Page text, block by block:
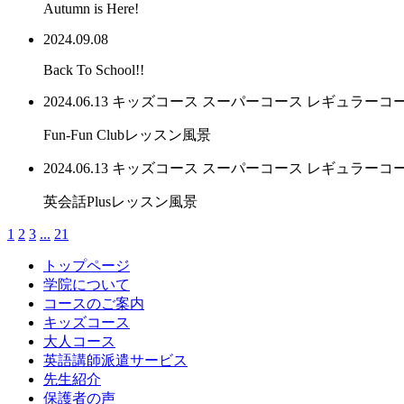
Autumn is Here!
2024.09.08
Back To School!!
2024.06.13 キッズコース スーパーコース レギュラーコ
Fun-Fun Clubレッスン風景
2024.06.13 キッズコース スーパーコース レギュラーコ
英会話Plusレッスン風景
1 2 3 ... 21
トップページ
学院について
コースのご案内
キッズコース
大人コース
英語講師派遣サービス
先生紹介
保護者の声